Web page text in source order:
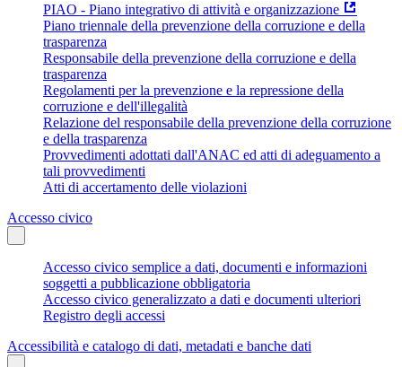
PIAO - Piano integrativo di attività e organizzazione
Piano triennale della prevenzione della corruzione e della
trasparenza
Responsabile della prevenzione della corruzione e della
trasparenza
Regolamenti per la prevenzione e la repressione della
corruzione e dell'illegalità
Relazione del responsabile della prevenzione della corruzione
e della trasparenza
Provvedimenti adottati dall'ANAC ed atti di adeguamento a
tali provvedimenti
Atti di accertamento delle violazioni
Accesso civico
Accesso civico semplice a dati, documenti e informazioni
soggetti a pubblicazione obbligatoria
Accesso civico generalizzato a dati e documenti ulteriori
Registro degli accessi
Accessibilità e catalogo di dati, metadati e banche dati